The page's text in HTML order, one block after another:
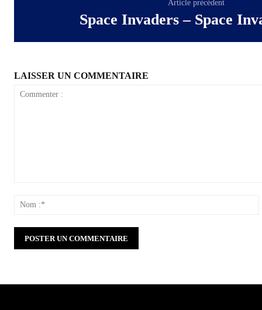
Article précédent
Space Invaders – Space
LAISSER UN COMMENTAIRE